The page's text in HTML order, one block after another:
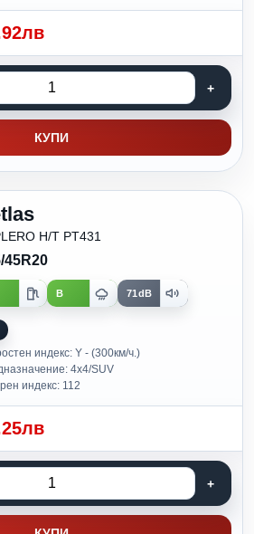
КУПИ
H/T PT431
45R20
B 71dB
индекс: Y - (300км/ч.)
4x4/SUV
индекс: 112